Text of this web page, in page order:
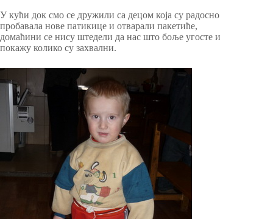
У кући док смо се дружили са децом која су радосно
пробавала нове патикице и отварали пакетиће,
домаћини се нису штедели да нас што боље угосте и
покажу колико су захвални.